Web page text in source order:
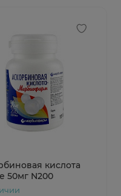
кислота
50мг N200